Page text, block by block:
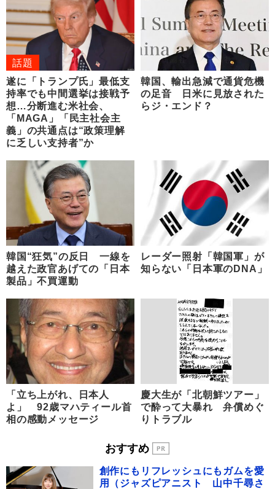
話題
遂に「トランプ氏」最低支
持率でも中間選挙は接戦予
想…分断進む米社会、
「MAGA」「民主社会主
義」の共通点は“政策理解
に乏しい支持者”か
韓国、輸出急減で通貨危機
の足音 日米に見放された
らジ・エンド？
韓国“狂気”の反日 一線を
越えた政官あげての「日本
製品」不買運動
レーダー照射「韓国軍」が
知らない「日本軍のDNA」
「立ち上がれ、日本人
よ」 92歳マハティール首
相の感動メッセージ
慶大生が「北朝鮮ツアー」
で酔って大暴れ 弁償めぐ
りトラブル
おすすめ
創作にもリフレッシュにもガムを愛
用（ジャズピアニスト 山中千尋さ